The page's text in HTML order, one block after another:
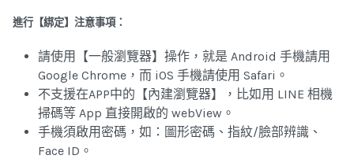
進行【綁定】注意事項：
請使用【一般瀏覽器】操作，就是 Android 手機請用
Google Chrome，而 iOS 手機請使用 Safari。
不支援在APP中的【內建瀏覽器】，比如用 LINE 相機
掃碼等 App 直接開啟的 webView。
手機須啟用密碼，如：圖形密碼、指紋/臉部辨識、
Face ID。